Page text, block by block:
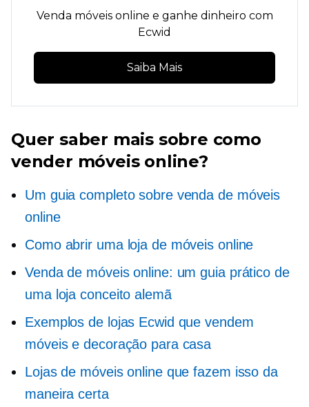
Venda móveis online e ganhe dinheiro com
Ecwid
Saiba Mais
Quer saber mais sobre como
vender móveis online?
Um guia completo sobre venda de móveis
online
Como abrir uma loja de móveis online
Venda de móveis online: um guia prático de
uma loja conceito alemã
Exemplos de lojas Ecwid que vendem
móveis e decoração para casa
Lojas de móveis online que fazem isso da
maneira certa